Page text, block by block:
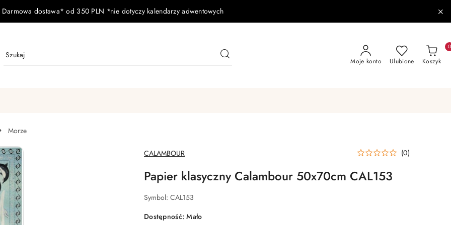
Darmowa dostawa* od 350 PLN *nie dotyczy kalendarzy adwentowych
Moje konto Ulubione Koszyk
0
Morze
NAZWA
PRODUCENTA:
CALAMBOUR (0)
Papier klasyczny Calambour 50x70cm CAL153
Symbol: CAL153
Dostępność:Mało